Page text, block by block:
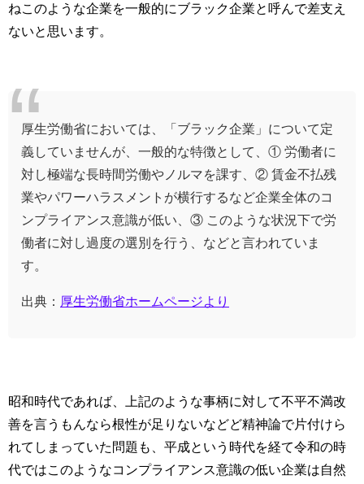
ねこのような企業を一般的にブラック企業と呼んで差支え
ないと思います。
厚生労働省においては、「ブラック企業」について定
義していませんが、一般的な特徴として、① 労働者に
対し極端な長時間労働やノルマを課す、② 賃金不払残
業やパワーハラスメントが横行するなど企業全体のコ
ンプライアンス意識が低い、③ このような状況下で労
働者に対し過度の選別を行う、などと言われていま
す。
出典： 厚生労働省ホームページより
昭和時代であれば、上記のような事柄に対して不平不満改
善を言うもんなら根性が足りないなどど精神論で片付けら
れてしまっていた問題も、平成という時代を経て令和の時
代ではこのようなコンプライアンス意識の低い企業は自然